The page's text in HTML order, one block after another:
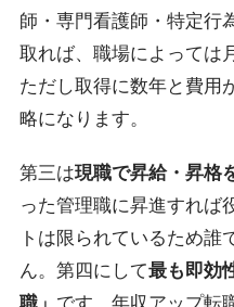
師・専門看護師・特定行
取れば、職場によっては
ただし取得に数年と費用
略になります。
第三は現職で昇給・昇格
った管理職に昇進すれば
トは限られているため誰
ん。第四にして最も即効